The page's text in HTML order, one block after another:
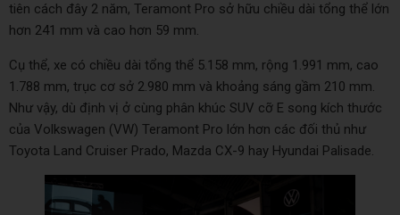
tiên cách đây 2 năm, Teramont Pro sở hữu chiều dài tổng thể lớn
hơn 241 mm và cao hơn 59 mm.
Cụ thể, xe có chiều dài tổng thể 5.158 mm, rộng 1.991 mm, cao
1.788 mm, trục cơ sở 2.980 mm và khoảng sáng gầm 210 mm.
Như vậy, dù định vị ở cùng phân khúc SUV cỡ E song kích thước
của Volkswagen (VW) Teramont Pro lớn hơn các đối thủ như
Toyota Land Cruiser Prado, Mazda CX-9 hay Hyundai Palisade.